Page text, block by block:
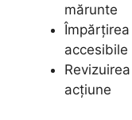
mărunte
accesibile
acțiune